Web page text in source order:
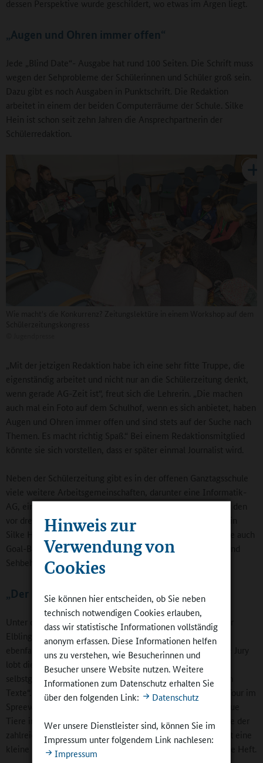
Hinweis zur
Verwendung von
Cookies
Sie können hier entscheiden, ob Sie neben
technisch notwendigen Cookies erlauben,
dass wir statistische Informationen vollständig
anonym erfassen. Diese Informationen helfen
uns zu verstehen, wie Besucherinnen und
Besucher unsere Website nutzen. Weitere
Informationen zum Datenschutz erhalten Sie
über den folgenden Link:
Datenschutz
Wer unsere Dienstleister sind, können Sie im
Impressum unter folgendem Link nachlesen:
Impressum
dessen Perspektive wurde geschildert, wo etwas im Argen liegt.
„Augen und Ohren immer offen“
Jede „Blind Date“- Ausgabe hat rund 100 Seiten. Die Schrift muss
wegen der Sehprobleme der Schülerinnen und Schüler groß sein.
Dazu gibt es noch Ausgaben in Punktschrift. Die Redaktion
arbeitet in einem der beiden Computerräume der Schule. Silke
Hein ist schon seit zehn Jahren die Ansprechpartnerin der
Schülerredaktion.
„Mit der jetzigen Redaktion habe ich eine sehr fitte Truppe, die
eigenständig arbeitet und nicht nur an die Schülerzeitung denkt,
wenn gerade AG-Zeit ist“, freut sich die Lehrerin. „Die machen
auch mal ein Foto auf dem Schulhof, wenn es sich anbietet, haben
Augen und Ohren immer offen und sind stets auf der Suche nach
Themen. Es macht richtig Spaß.“ Bei einem Redaktionsmitglied
könnte sie sich vorstellen, dass er später einmal Journalist wird.
Neben der Schülerzeitung gibt es in der offenen Ganztagsschule
viele weitere Arbeitsgemeinschaften, darunter eine Informatik-
AG, eine Rhönrad-AG, eine Fußball-AG, eine Chor-AG oder den
vor drei Jahren wiederbelebten Schulgarten, der laut Lehrerin
Silke Hein „wieder sehr aktiv ist“. Gespielt wird in der Schule auch
Goal-Ball, ein paralympischer Mannschaftssport für Blinde und
Sehbehinderte.
„Der Elbling“: Von Wölfen und Schnecken
Unter den ausgezeichneten Schülerzeitungen war auch „Der
Elbling“ der Dresdner Grundschule „Elbtalkinder“. Er hatte
ebenfalls den Landeswettbewerb in Sachsen gewonnen. Die Jury
lobt die „originellen Artikel, die anschaulichen Bilder,
selbstgemalten Zeichnungen und die kurzen, verständlichen
Texte“. Die Kinder berichten zum Beispiel über eine Kanu-Tour im
Spreewald, über die Rückkehr des Wolfes in die Region, neue
Tiere im Dresdner Zoo oder auch in eigener Sache über eine der
zahlreichen Preisverleihungen für den „ Elbling“. Dabei führt eine
kleine Schnecke mit lustigen Kommentaren durch das ganze Heft.